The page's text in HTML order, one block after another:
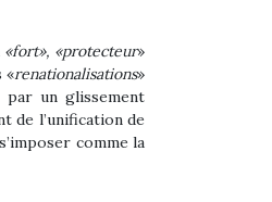
«fort», «protecteur»
«renationalisations»
par un glissement
de l’unification de
comme la